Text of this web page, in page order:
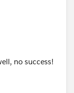
no success!